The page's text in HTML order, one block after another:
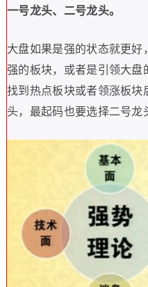
一号龙头、二号龙头。
大盘如果是强的状态就更
强的板块，或者是引领大盘
找到热点板块或者领涨板块
头，最起码也要选择二号龙